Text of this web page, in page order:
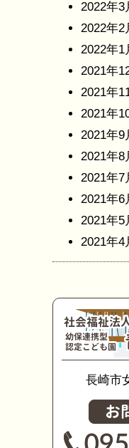
2022年3
2022年2
2022年1
2021年
2021年
2021年
2021年9
2021年8
2021年7
2021年6
2021年5
2021年4
長崎市